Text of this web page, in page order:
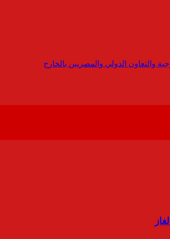
والتعاون الدولي والمصريين بالخارج